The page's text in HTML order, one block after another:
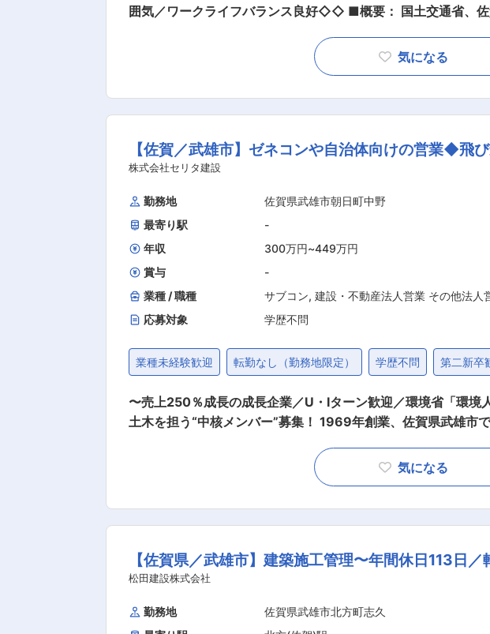
囲気／ワークライフバランス良好◇◇ ■概要： 国土交通省、佐賀県、佐賀県内市町村等を顧客とした、九州での測量、設計、補償の営業活動
資料の単価を基にした業務代金の適正価格見積書作成。 ・単
研修後、先輩社員と同行し、業務を学んでいただきます。 ・
術者集団』 官公庁よりの受注が主な会社です。地域社会に奉
コアテクニカの「コア」は核や要、「テクニカ」は技術。つ
気になる
【佐賀／武雄市】ゼネコンや自治体向けの営業◆
株式会社セリタ建設
勤務地
佐賀県武雄市朝日町中野
最寄り駅
-
年収
300万円~449万円
賞与
-
業種 / 職種
サブコン, 建設・不動産法人営業 その他法人
応募対象
学歴不問
業種未経験歓迎 転勤なし（勤務地限定） 学歴不問 第二新卒
〜売上250％成長の成長企業／U・Iターン歓迎／環境省「環
土木を担う“中核メンバー”募集！ 1969年創業、佐賀県武雄市で半世紀以上の歴史を持つ総合土木会社の当社にて、ゼネコン・自治体向けのプ
木工事の既存顧客対応が中心です。 お問い合わせ増加や競合
への提案（メイン） 自治体、ゼネコン、設計会社など既存取
ないため見積依頼につながりやすいです。 ・当社ではマッド
年間スケジュールが読みやすいのも特徴です。 ■営業目標について： 年間の受注目標を設定し、それを月毎に割り振っていきます。 無理な営
ce導入・社内チャット導入により、無駄な資料作成の削減・赤字案件の
気になる
【佐賀県／武雄市】建築施工管理〜年間休日113日
松田建設株式会社
勤務地
佐賀県武雄市北方町志久